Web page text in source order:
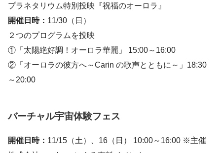
プラネタリウム特別投映『祝福のオーロラ』
開催日時： 11/30（日）
２つのプログラムを投映
①「太陽絶好調！オーロラ華麗」 15:00～16:00
②「オーロラの彼方へ～Carin の歌声とともに～」18:30
～20:00
バーチャル宇宙体験フェス
開催日時： 11/15（土）、16（日） 10:00～16:00 ※主催